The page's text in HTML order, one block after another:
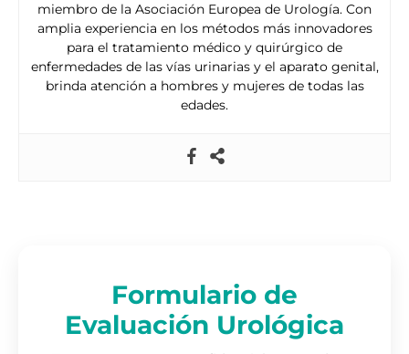
miembro de la Asociación Europea de Urología. Con
amplia experiencia en los métodos más innovadores
para el tratamiento médico y quirúrgico de
enfermedades de las vías urinarias y el aparato genital,
brinda atención a hombres y mujeres de todas las
edades.
Formulario de
Evaluación Urológica